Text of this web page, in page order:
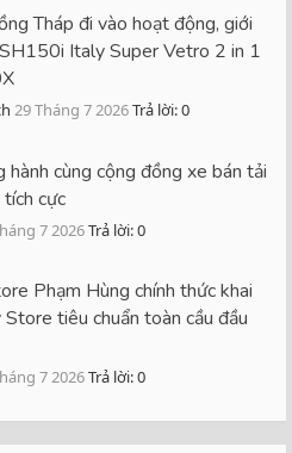
Tháp đi vào hoạt động, giới
Italy Super Vetro 2 in 1
29 Tháng 7 2026Trả lời: 0
cùng cộng đồng xe bán tải
cực
7 2026Trả lời: 0
Phạm Hùng chính thức khai
tiêu chuẩn toàn cầu đầu
7 2026Trả lời: 0